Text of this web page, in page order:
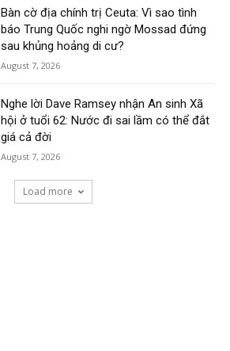
Bàn cờ địa chính trị Ceuta: Vì sao tình
báo Trung Quốc nghi ngờ Mossad đứng
sau khủng hoảng di cư?
August 7, 2026
Nghe lời Dave Ramsey nhận An sinh Xã
hội ở tuổi 62: Nước đi sai lầm có thể đắt
giá cả đời
August 7, 2026
Load more